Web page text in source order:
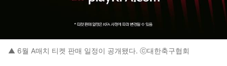
▲ 6월 A매치 티켓 판매 일정이 공개됐다. ⓒ대한축구협회